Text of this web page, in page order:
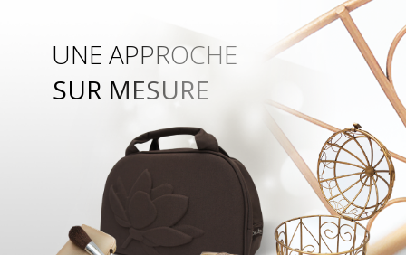
SUR MESURE
UNE APPROCHE